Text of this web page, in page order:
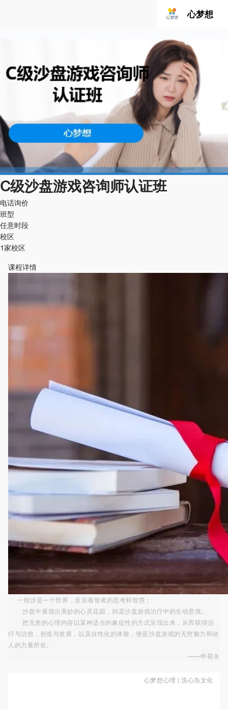
心梦想
C级沙盘游戏咨询师认证班
电话询价
班型
任意时段
校区
1家校区
课程详情
一粒沙是一个世界，反应着智者的思考和智慧；
沙盘中展现出美妙的心灵花园，则是沙盘游戏治疗中的生动意境。
把无形的心理内容以某种适当的象征性的方式呈现出来，从而获得治
疗与治愈，创造与发展，以及自性化的体验，便是沙盘游戏的无穷魅力和动
人的力量所在。
——申荷永
心梦想心理 | 洗心岛文化